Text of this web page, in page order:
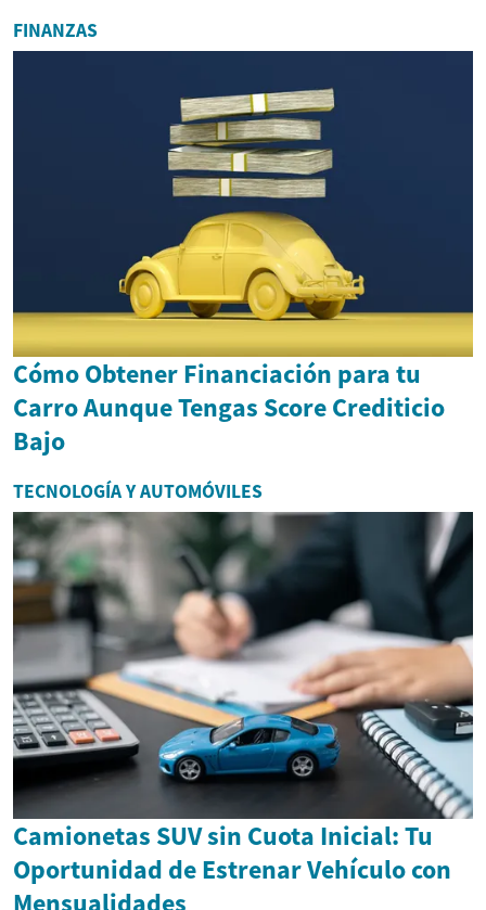
FINANZAS
Cómo Obtener Financiación para tu
Carro Aunque Tengas Score Crediticio
Bajo
TECNOLOGÍA Y AUTOMÓVILES
Camionetas SUV sin Cuota Inicial: Tu
Oportunidad de Estrenar Vehículo con
Mensualidades